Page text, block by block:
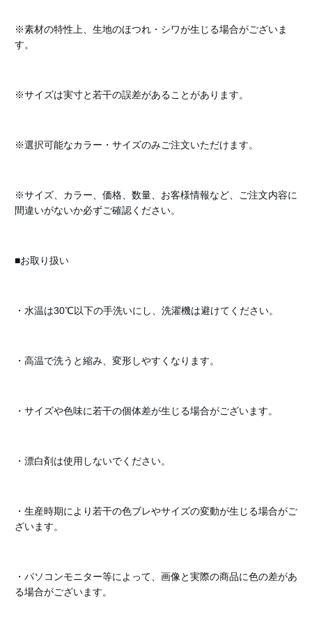
※素材の特性上、生地のほつれ・シワが生じる場合がございま
す。
※サイズは実寸と若干の誤差があることがあります。
※選択可能なカラー・サイズのみご注文いただけます。
※サイズ、カラー、価格、数量、お客様情報など、ご注文内容に
間違いがないか必ずご確認ください。
■お取り扱い
・水温は30℃以下の手洗いにし、洗濯機は避けてください。
・高温で洗うと縮み、変形しやすくなります。
・サイズや色味に若干の個体差が生じる場合がございます。
・漂白剤は使用しないでください。
・生産時期により若干の色ブレやサイズの変動が生じる場合がご
ざいます。
・パソコンモニター等によって、画像と実際の商品に色の差があ
る場合がございます。